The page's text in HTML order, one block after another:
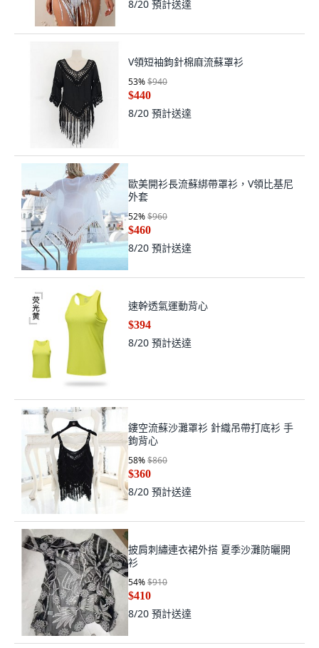
8/20 預計送達
V領短袖鉤針棉麻流蘇罩衫
53%$940
$440
8/20 預計送達
歐美開衫長流蘇綁帶罩衫，V領比基尼
外套
52%$960
$460
8/20 預計送達
速幹透氣運動背心
$394
8/20 預計送達
鏤空流蘇沙灘罩衫 針織吊帶打底衫 手
鉤背心
58%$860
$360
8/20 預計送達
披肩刺繡連衣裙外搭 夏季沙灘防曬開
衫
54%$910
$410
8/20 預計送達